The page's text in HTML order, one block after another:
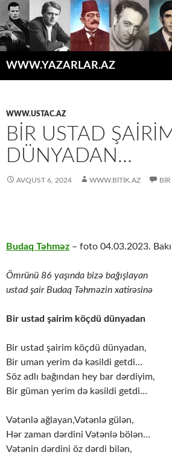
WWW.YAZARLAR.AZ
WWW.USTAC.AZ
BIR USTAD
DÜNYADAN…
AVQUST 6, 2024 WWW.BITIK.AZ
Budaq Təhməz – foto 04.03.2023.
Ömrünü 86 yaşında bizə bağışlayan
ustad şair Budaq Təhməzin xatirəsinə
Bir ustad şairim köçdü dünyadan
Bir ustad şairim köçdü dünyadan,
Bir uman yerim də kəsildi getdi…
Söz adlı bağından hey bar dərdiyim,
Bir güman yerim də kəsildi getdi…
Vətənlə ağlayan,Vətənlə gülən,
Hər zaman dərdini Vətənlə bölən…
Vətənin dərdini öz dərdi bilən,